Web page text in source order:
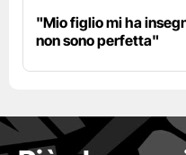
"Mio figlio mi ha
non sono perfetta"